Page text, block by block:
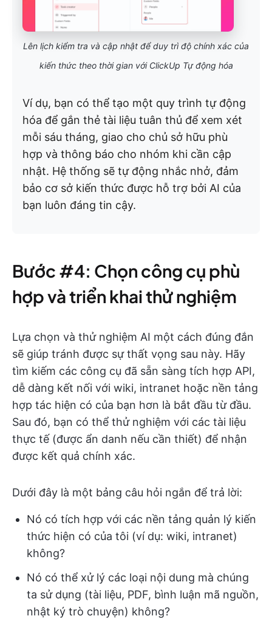
Lên lịch kiểm tra và cập nhật để duy trì độ chính xác của
kiến thức theo thời gian với ClickUp Tự động hóa
Ví dụ, bạn có thể tạo một quy trình tự động
hóa để gắn thẻ tài liệu tuân thủ để xem xét
mỗi sáu tháng, giao cho chủ sở hữu phù
hợp và thông báo cho nhóm khi cần cập
nhật. Hệ thống sẽ tự động nhắc nhở, đảm
bảo cơ sở kiến thức được hỗ trợ bởi AI của
bạn luôn đáng tin cậy.
Bước #4: Chọn công cụ phù
hợp và triển khai thử nghiệm
Lựa chọn và thử nghiệm AI một cách đúng đắn
sẽ giúp tránh được sự thất vọng sau này. Hãy
tìm kiếm các công cụ đã sẵn sàng tích hợp API,
dễ dàng kết nối với wiki, intranet hoặc nền tảng
hợp tác hiện có của bạn hơn là bắt đầu từ đầu.
Sau đó, bạn có thể thử nghiệm với các tài liệu
thực tế (được ẩn danh nếu cần thiết) để nhận
được kết quả chính xác.
Dưới đây là một bảng câu hỏi ngắn để trả lời:
Nó có tích hợp với các nền tảng quản lý kiến
thức hiện có của tôi (ví dụ: wiki, intranet)
không?
Nó có thể xử lý các loại nội dung mà chúng
ta sử dụng (tài liệu, PDF, bình luận mã nguồn,
nhật ký trò chuyện) không?